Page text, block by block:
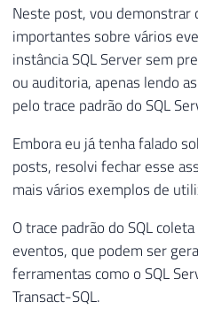
Neste post, vou
importantes sobre vários
instância SQL Server sem
ou auditoria, apenas lendo
pelo trace padrão do SQL
Embora eu já tenha falado
posts, resolvi fechar esse
mais vários exemplos de
O trace padrão do SQL
eventos, que podem ser
ferramentas como o SQL
Transact-SQL.